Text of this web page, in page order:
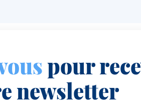
pour
newsletter